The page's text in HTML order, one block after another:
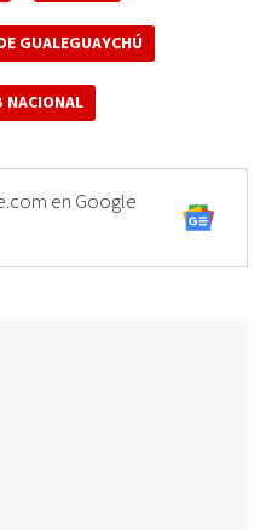
GUALEGUAYCHÚ
NACIONAL
en Google